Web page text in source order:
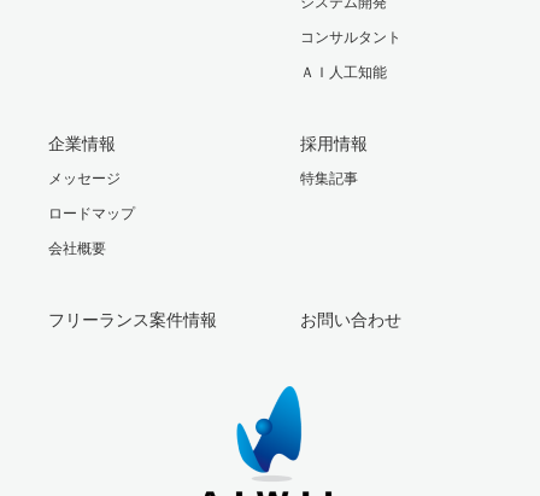
コンサルタント
ＡＩ人工知能
企業情報
メッセージ
ロードマップ
会社概要
採用情報
特集記事
フリーランス案件情報 お問い合わせ